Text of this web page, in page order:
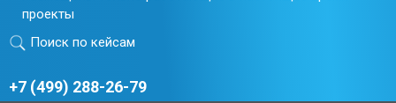
проекты
Поиск по кейсам
+7 (499) 288-26-79